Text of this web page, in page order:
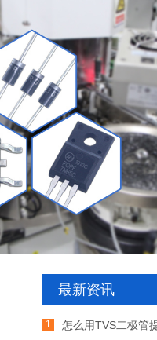
最新资讯
怎么用TVS二极管提高